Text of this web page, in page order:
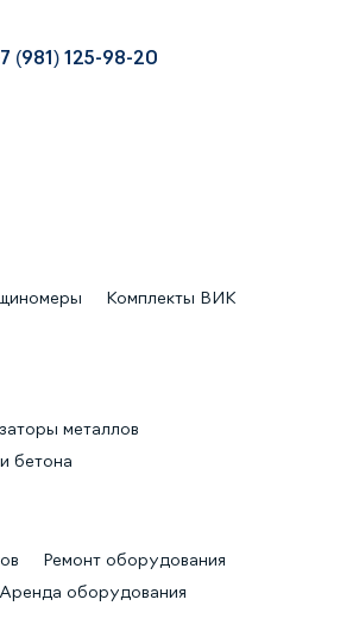
(981) 125-98-20
Комплекты ВИК
металлов
бетона
Ремонт оборудования
Аренда оборудования